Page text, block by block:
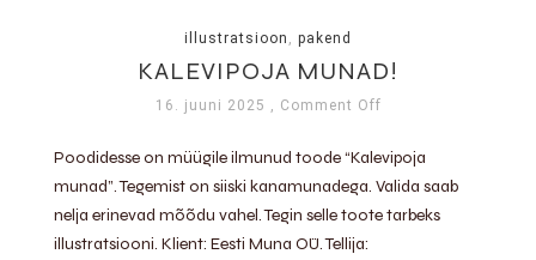
illustratsioon pakend
KALEVIPOJA MUNAD!
16. juuni 2025 , Comment Off
Poodidesse on müügile ilmunud toode “Kalevipoja
munad”. Tegemist on siiski kanamunadega. Valida saab
nelja erinevad mõõdu vahel. Tegin selle toote tarbeks
illustratsiooni. Klient: Eesti Muna OÜ. Tellija: